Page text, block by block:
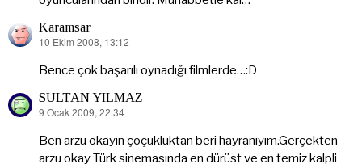
Karamsar
dedi
10 Ekim 2008, 13:12
Bence çok başarılı oynadığı filmlerde…:D
SULTAN YILMAZ
dedi
9 Ocak 2009, 22:34
Ben arzu okayın çoçukluktan beri hayranıyım.Gerçekten
arzu okay Türk sinemasında en dürüst ve en temiz kalpli